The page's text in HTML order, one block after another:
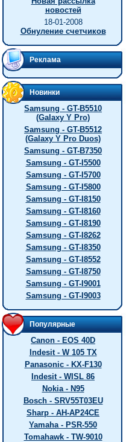
новостей
18-01-2008
Обнуление счетчиков
Реклама
Новинки
Samsung - GT-B5510
(Galaxy Y Pro)
Samsung - GT-B5512
(Galaxy Y Pro Duos)
Samsung - GT-B7350
Samsung - GT-I5500
Samsung - GT-I5700
Samsung - GT-I5800
Samsung - GT-I8150
Samsung - GT-I8160
Samsung - GT-I8190
Samsung - GT-I8262
Samsung - GT-I8350
Samsung - GT-I8552
Samsung - GT-I8750
Samsung - GT-I9001
Samsung - GT-I9003
Популярные
Canon - EOS 40D
Indesit - W 105 TX
Panasonic - KX-F130
Indesit - WISL 86
Nokia - N95
Bosch - SRV55T03EU
Sharp - AH-AP24CE
Yamaha - PSR-550
Tomahawk - TW-9010